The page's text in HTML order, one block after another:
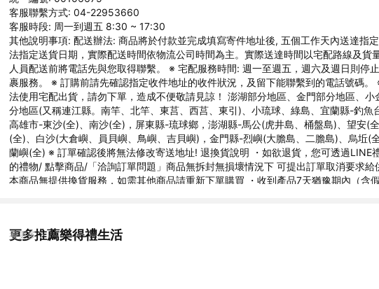
客服聯繫方式: 04-22953660
客服時段: 周一到週五 8:30 ~ 17:30
其他說明事項: 配送辦法: 商品將於付款並完成填寫寄件地址後, 五個工作天內送達指
法指定送貨日期，實際配送時間依物流公司時間為主。實際送達時間以宅配路線及貨
人員配送前將電話先與您取得聯繫。 ※ 宅配服務時間: 週一至週五，週六及週日則停
裹服務。 ※ 訂購前請先確認指定收件地址的收件狀況，及留下能聯繫到的電話號碼。
法使用宅配出貨，請勿下單，造成不便敬請見諒！ 澎湖部分地區、金門部分地區、小
分地區(又稱連江縣。南竿、北竿、東莒、西莒、東引)、小琉球、綠島、宜蘭縣-釣魚
高雄市-東沙(全)、南沙(全)，屏東縣-琉球鄉，澎湖縣-馬公(虎井島、桶盤島)、望安(
(全)、白沙(大倉嶼、員貝嶼、鳥嶼、吉貝嶼)，金門縣-烈嶼(大膽島、二膽島)、烏坵(
蘭嶼(全) ※ 訂單確認後將無法修改寄送地址! 退換貨說明 ・如欲退貨，您可透過LINE
的禮物/ 點擊商品/「洽詢訂單問題」商品無拆封無損壞情況下 可提出訂單取消要求給
本商品無提供換貨服務，如需其他商品請重新下單購買 ・收到產品7天猶豫期內（含
本公司直接透過LINEPAY將款項退回給您，實際退款日依發卡行的結帳日與作業時間
更多推薦樂得禮生活
看更多